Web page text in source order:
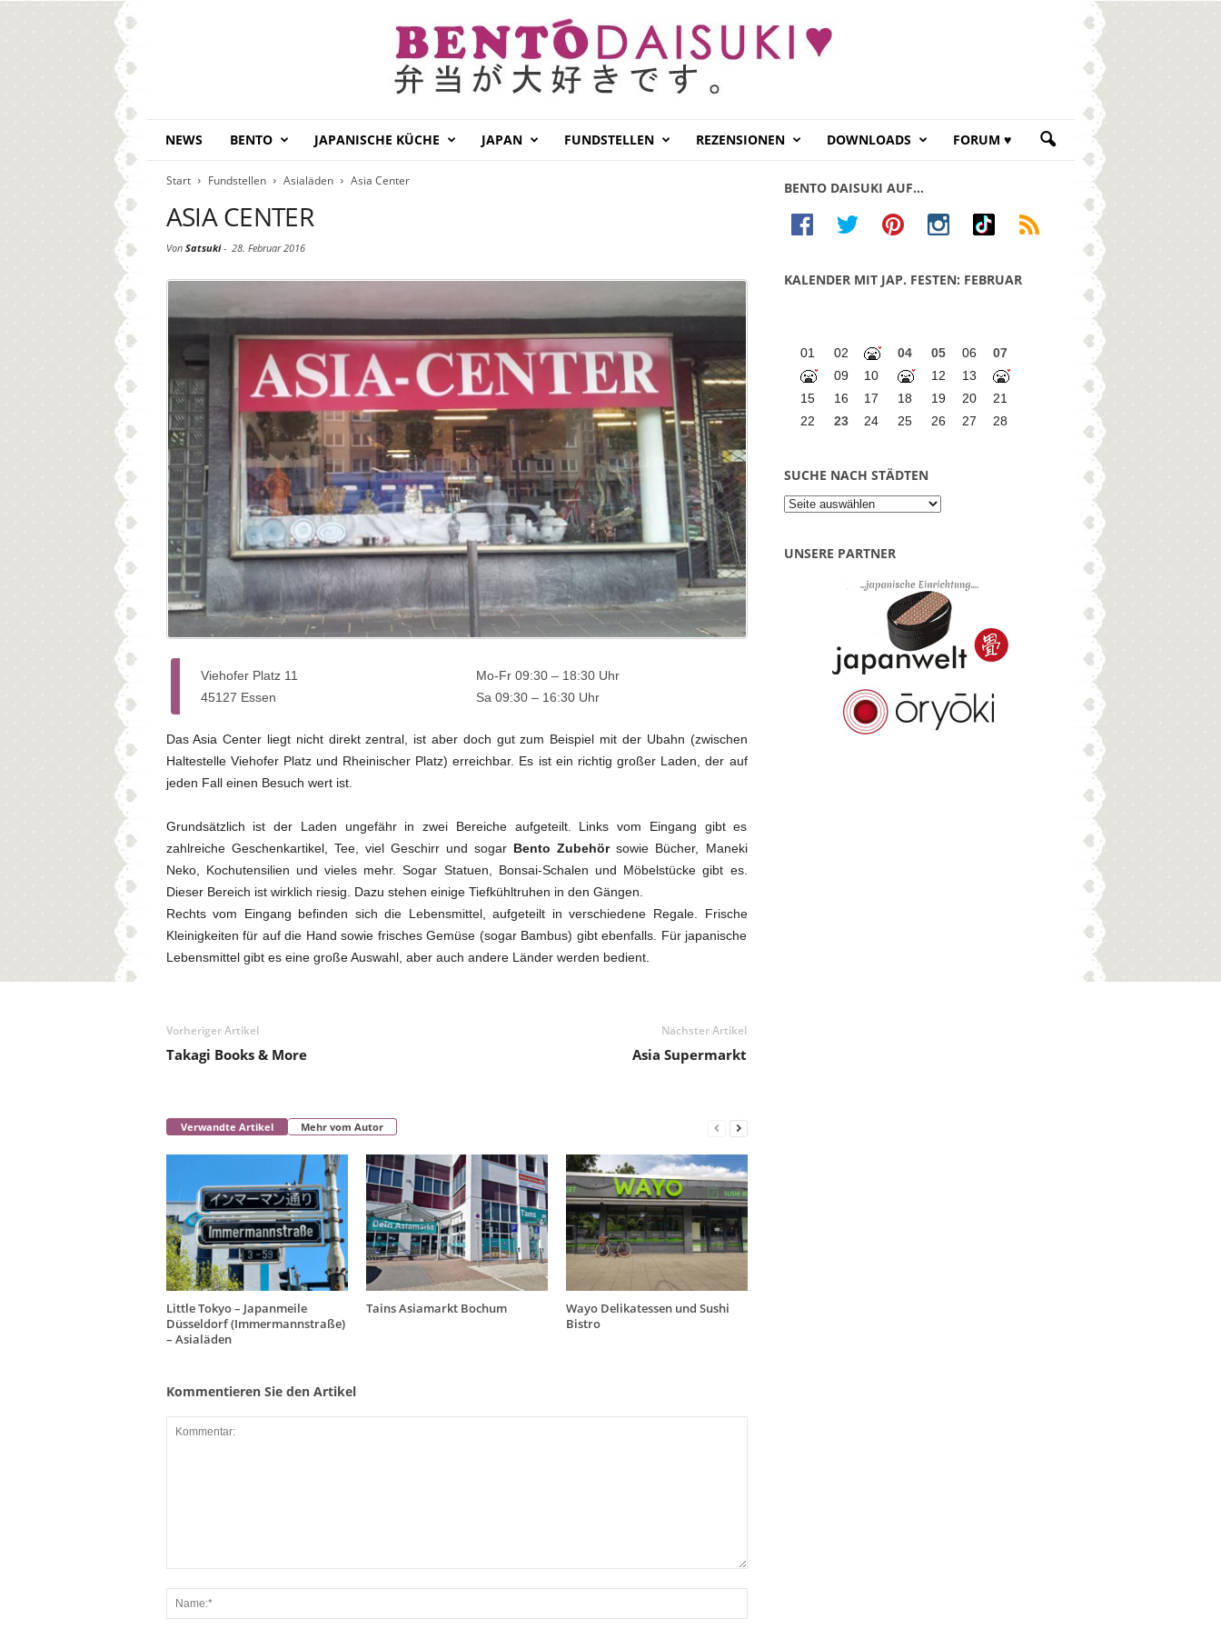
NEWS BENTO JAPANISCHE KÜCHE JAPAN FUNDSTELLEN REZENSIONEN DOWNLOADS FORUM ♥
Start Fundstellen Asialäden Asia Center
ASIA CENTER
Von Satsuki- 28. Februar 2016
Viehofer Platz 11
45127 Essen
Mo-Fr 09:30 – 18:30 Uhr
Sa 09:30 – 16:30 Uhr
Das Asia Center liegt nicht direkt zentral, ist aber doch gut zum Beispiel mit der Ubahn (zwischen
Haltestelle Viehofer Platz und Rheinischer Platz) erreichbar. Es ist ein richtig großer Laden, der auf
jeden Fall einen Besuch wert ist.
Grundsätzlich ist der Laden ungefähr in zwei Bereiche aufgeteilt. Links vom Eingang gibt es
zahlreiche Geschenkartikel, Tee, viel Geschirr und sogar Bento Zubehörsowie Bücher, Maneki
Neko, Kochutensilien und vieles mehr. Sogar Statuen, Bonsai-Schalen und Möbelstücke gibt es.
Dieser Bereich ist wirklich riesig. Dazu stehen einige Tiefkühltruhen in den Gängen.
Rechts vom Eingang befinden sich die Lebensmittel, aufgeteilt in verschiedene Regale. Frische
Kleinigkeiten für auf die Hand sowie frisches Gemüse (sogar Bambus) gibt ebenfalls. Für japanische
Lebensmittel gibt es eine große Auswahl, aber auch andere Länder werden bedient.
Vorheriger Artikel
Takagi Books & More
Nächster Artikel
Asia Supermarkt
Verwandte Artikel Mehr vom Autor
Little Tokyo – Japanmeile
Düsseldorf (Immermannstraße)
– Asialäden
Tains Asiamarkt Bochum
Wayo Delikatessen und Sushi
Bistro
Kommentieren Sie den Artikel
BENTO DAISUKI AUF…
KALENDER MIT JAP. FESTEN: FEBRUAR
01 02 04 05 06
07
09
10 12
13
15
16 17 18 19 20
21
22
23 24 25 26 27 28
SUCHE NACH STÄDTENnach
Städten
UNSERE PARTNER